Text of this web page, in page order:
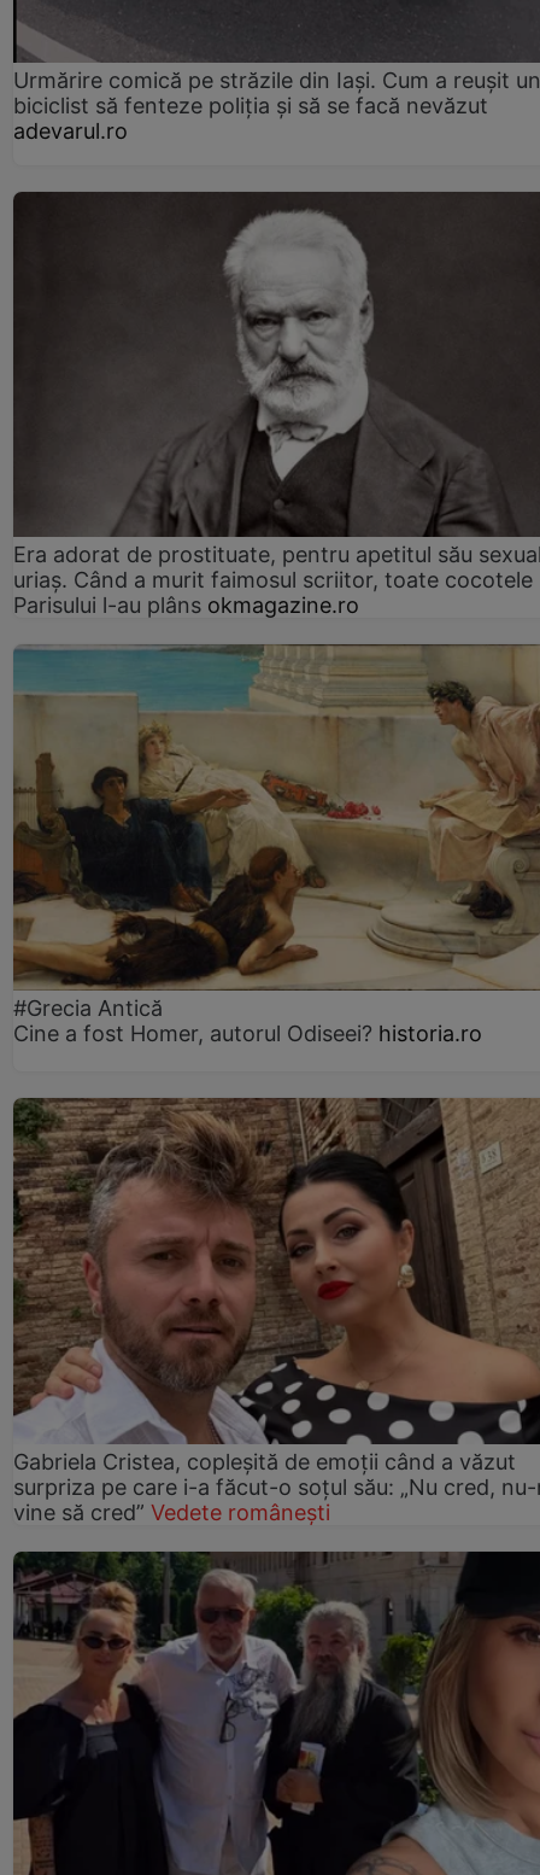
Urmărire comică pe străzile din Iași. Cum a reușit un
biciclist să fenteze poliția și să se facă nevăzut
adevarul.ro
Era adorat de prostituate, pentru apetitul său
uriaș. Când a murit faimosul scriitor, toate cocotele
Parisului l-au plâns okmagazine.ro
#Grecia Antică
Cine a fost Homer, autorul Odiseei? historia.ro
Gabriela Cristea, copleșită de emoții când a văzut
surpriza pe care i-a făcut-o soțul său: „Nu cred,
vine să cred” Vedete românești